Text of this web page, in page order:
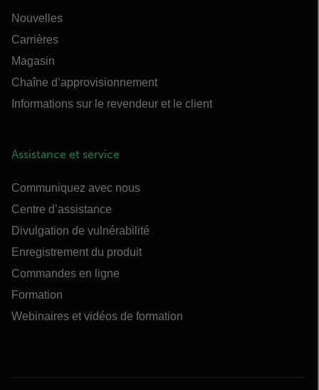
Nouvelles
Carrières
Magasin
Chaîne d’approvisionnement
Informations sur le revendeur et le client
Assistance et service
Communiquez avec nous
Centre d’assistance
Divulgation de vulnérabilité
Enregistrement du produit
Commandes en ligne
Formation
Webinaires et vidéos de formation